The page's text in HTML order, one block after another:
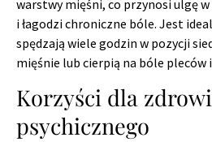
warstwy mięśni, co przynosi ulgę
i łagodzi chroniczne bóle. Jest
spędzają wiele godzin w pozycji
mięśnie lub cierpią na bóle pleców
Korzyści dla
psychicznego